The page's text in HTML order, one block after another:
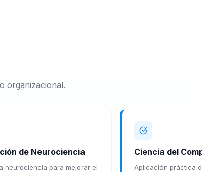
organizacional.
de Neurociencia
neurociencia para mejorar el
Ciencia del
Aplicación práctica